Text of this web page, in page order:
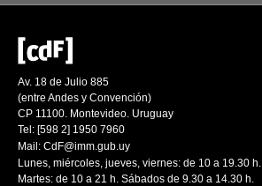
Av. 18 de Julio 885
(entre Andes y Convención)
CP 11100. Montevideo. Uruguay
Tel: [598 2] 1950 7960
Mail: CdF@imm.gub.uy
Lunes, miércoles, jueves, viernes: de 10 a 19.30 h.
Martes: de 10 a 21 h. Sábados de 9.30 a 14.30 h.